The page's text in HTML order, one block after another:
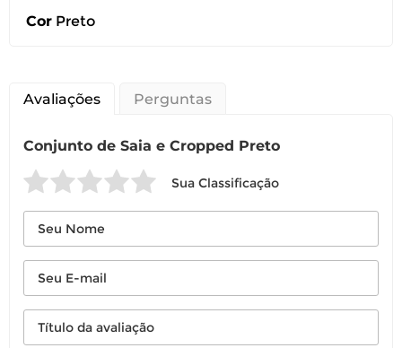
Cor Preto
Avaliações Perguntas
Conjunto de Saia e Cropped Preto
Sua Classificação